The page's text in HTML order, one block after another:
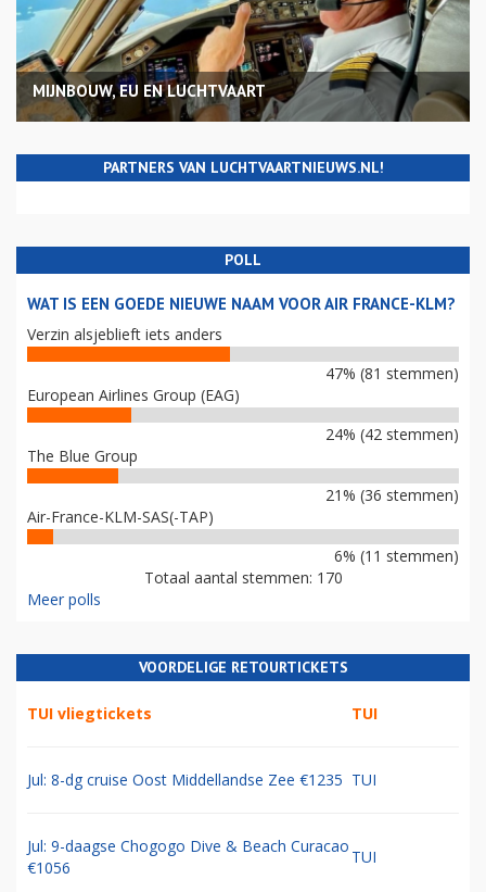
MIJNBOUW, EU EN LUCHTVAART
PARTNERS VAN LUCHTVAARTNIEUWS.NL!
POLL
WAT IS EEN GOEDE NIEUWE NAAM VOOR AIR FRANCE-KLM?
Verzin alsjeblieft iets anders
47% (81 stemmen)
European Airlines Group (EAG)
24% (42 stemmen)
The Blue Group
21% (36 stemmen)
Air-France-KLM-SAS(-TAP)
6% (11 stemmen)
Totaal aantal stemmen: 170
Meer polls
VOORDELIGE RETOURTICKETS
TUI vliegtickets TUI
Jul: 8-dg cruise Oost Middellandse Zee €1235 TUI
Jul: 9-daagse Chogogo Dive & Beach Curacao
€1056
TUI